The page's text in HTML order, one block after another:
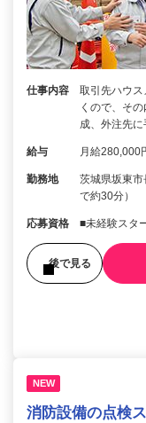
仕事内容
取引先ハウ
くので、そ
成、外注先
給与 月給280,000
勤務地
茨城県坂東
で約30分）
応募資格 ■未経験スタ
後で見る
NEW
消防設備の点検